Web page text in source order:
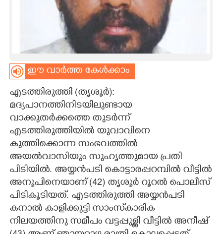
ASTRO
CARTOONS
LITERATURE
ZOOM
CONTACT US
ഈ വാർത്ത കേൾക്കാം
എടത്തിരുത്തി (തൃശൂർ):
മദ്യപാനത്തിനിടയിലുണ്ടായ
വാക്കുതർക്കത്തെ തുടർന്ന്
എടത്തിരുത്തിയിൽ യുവാവിനെ
കുത്തിക്കൊന്ന സംഭവത്തിൽ
അയൽവാസിയും സുഹൃത്തുമായ പ്രതി
പിടിയിൽ. അയ്യൻപടി കൊട്ടാരപ്പറമ്പിൽ വീട്ടിൽ
അനൂപിനെയാണ് (42) തൃശൂർ റൂറൽ പൊലീസ്
പിടികൂടിയത്. എടത്തിരുത്തി അയ്യൻപടി
കനാൽ കാളിക്കുട്ടി സാംസ്‌കാരിക
നിലയത്തിനു സമീപം വട്ടപ്പുള്ളി വീട്ടിൽ അനീഷ്